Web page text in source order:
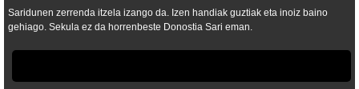
Saridunen zerrenda itzela izango da. Izen handiak guztiak eta inoiz baino
gehiago. Sekula ez da horrenbeste Donostia Sari eman.